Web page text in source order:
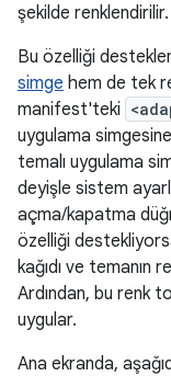
şekilde renklendirilir.
Bu özelliği
simge hem de tek
manifest'teki
uygulama simgesine
temalı uygulama
deyişle sistem
açma/kapatma
özelliği
kağıdı ve temanın
Ardından, bu renk
uygular.
Ana ekranda,